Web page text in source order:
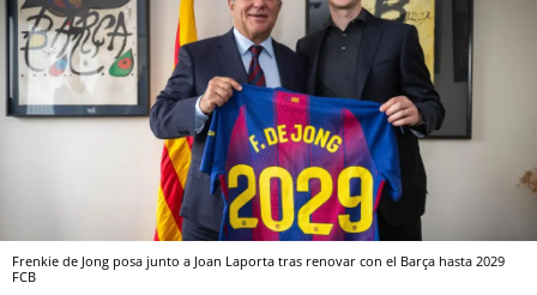
Frenkie de Jong posa junto a Joan Laporta tras renovar con el Barça hasta 2029
FCB